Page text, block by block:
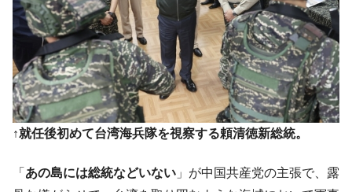
『Money1』
韓国「ここは北朝鮮なのか。選管がサーバ
ーにウソのデータを入力したのは明白だ」
『Money1』
韓国･李在明さっそく不動産対策で浅薄な発
言。
『Money1』
韓国は「中国と同じく」投資に不適格な国
だ。
す」⇒「金を経由するドル入手」手段ではないのか？
↑就任後初めて台湾海兵隊を視察する頼清徳新総統。
「 あの島には総統などいない 」が中国共産党の主張で、露